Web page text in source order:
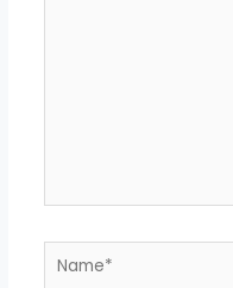
Name*